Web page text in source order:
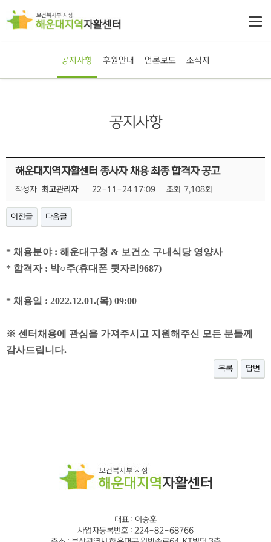
공지사항 후원안내 언론보도 소식지
공지사항
해운대지역자활센터 종사자 채용 최종 합격자 공고
작성자 최고관리자 22-11-24 17:09 조회 7,108회
이전글 다음글
* 채용분야 : 해운대구청 & 보건소 구내식당 영양사
* 합격자 : 박○주(휴대폰 뒷자리 9687)
* 채용일 : 2022.12.01.(목) 09:00
※ 센터채용에 관심을 가져주시고 지원해주신 모든 분들께
감사드립니다.
목록 답변
대표 : 이승훈
사업자등록번호 : 224-82-68766